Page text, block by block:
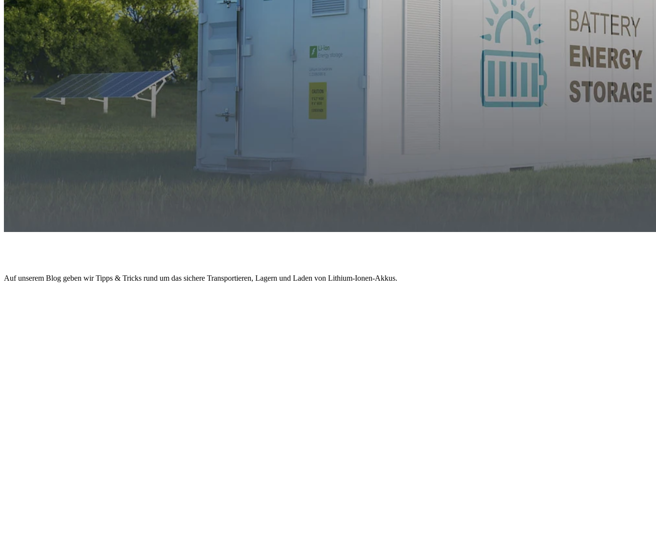
Auf unserem Blog geben wir Tipps & Tricks rund um das sichere Transportieren, Lagern und Laden von Lithium-Ionen-Akkus.